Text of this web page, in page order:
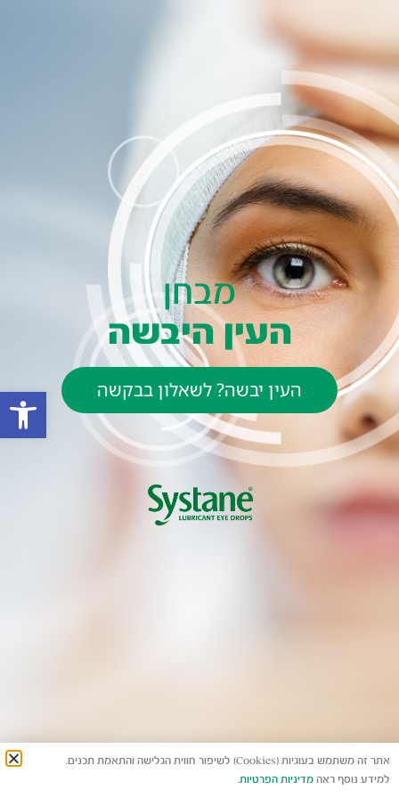
פתח
מבחן
העין היבשה
העין יבשה? לשאלון בבקשה
אתר זה משתמש בעוגיות (Cookies) לשיפור חווית הגלישה והתאמת תכנים.
למידע נוסף ראה מדיניות הפרטיות.